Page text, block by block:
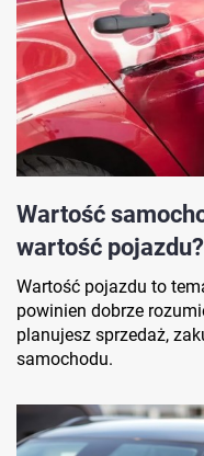
Wartość
wartość pojazdu?
Wartość pojazdu to
powinien dobrze
planujesz sprzedaż,
samochodu.